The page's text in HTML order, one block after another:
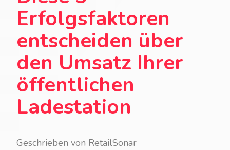
Erfolgsfaktoren
entscheiden über
den Umsatz Ihrer
öffentlichen
Ladestation
Geschrieben von RetailSonar